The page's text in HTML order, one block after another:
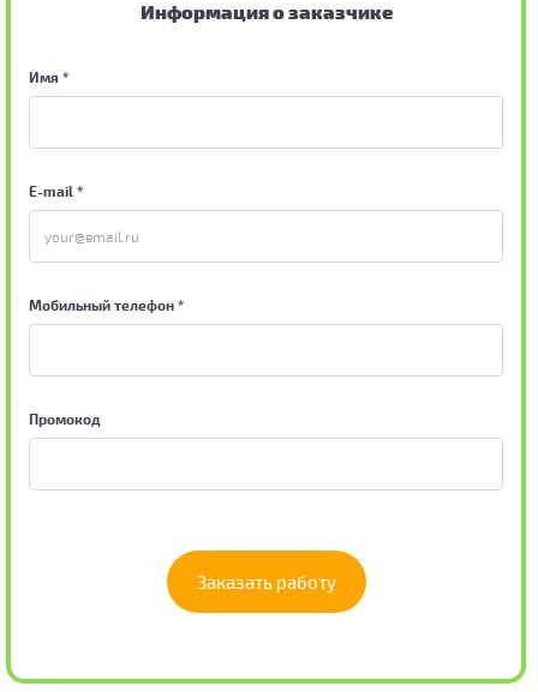
Информация о заказчике
Имя *
E-mail *
Мобильный телефон *
Промокод
Заказать работу